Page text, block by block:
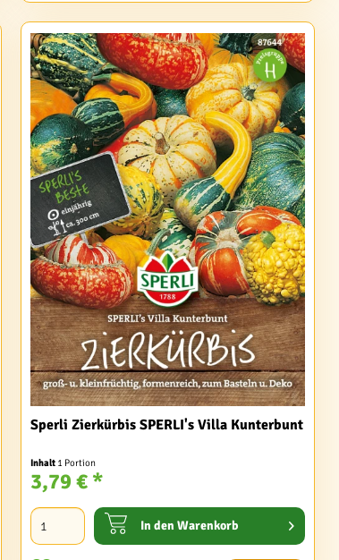
Sperli Zierkürbis SPERLI's Villa Kunterbunt
Inhalt 1 Portion
3,79 € *
In den Warenkorb